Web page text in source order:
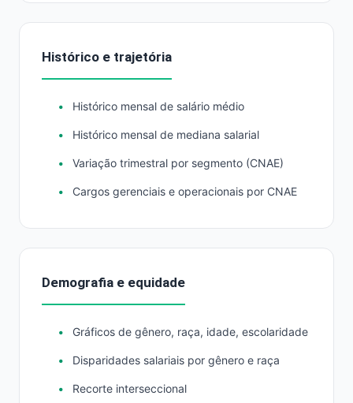
Histórico e trajetória
Histórico mensal de salário médio
Histórico mensal de mediana salarial
Variação trimestral por segmento (CNAE)
Cargos gerenciais e operacionais por CNAE
Demografia e equidade
Gráficos de gênero, raça, idade, escolaridade
Disparidades salariais por gênero e raça
Recorte interseccional